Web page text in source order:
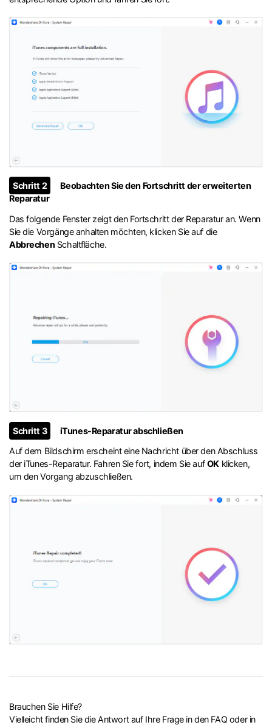
Schritt 2
Beobachten Sie den Fortschritt der erweiterten
Reparatur
Das folgende Fenster zeigt den Fortschritt der Reparatur an. Wenn
Sie die Vorgänge anhalten möchten, klicken Sie auf die
Abbrechen Schaltfläche.
Schritt 3
iTunes-Reparatur abschließen
Auf dem Bildschirm erscheint eine Nachricht über den Abschluss
der iTunes-Reparatur. Fahren Sie fort, indem Sie aufOKklicken,
um den Vorgang abzuschließen.
Brauchen Sie Hilfe?
Vielleicht finden Sie die Antwort auf Ihre Frage in den FAQ oder in